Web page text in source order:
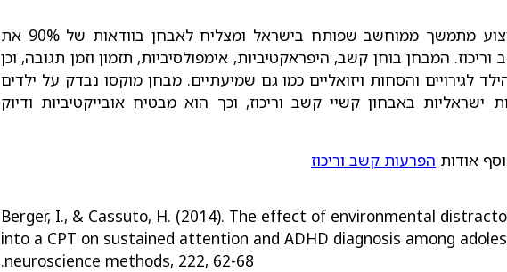
הוא מבחן ביצוע מתמשך ממוחשב שפותח בישראל ומצליח לאבחן בוודאות של 90% את
המבחן בוחן קשב, היפראקטיביות, אימפולסיביות, תזמון וזמן תגובה, וכן
לגירויים והסחות ויזואליים כמו גם שמיעתיים. מבחן מוקסו נבדק על ילדים
ישראליות באבחון קשיי קשב וריכוז, וכך הוא מבטיח אובייקטיביות ודיוק
אודות הפרעות קשב וריכוז
Berger, I., & Cassuto, H. (2014). The effect of environmental
into a CPT on sustained attention and ADHD diagnosis among
neuroscience methods, 222, 62-68.‏